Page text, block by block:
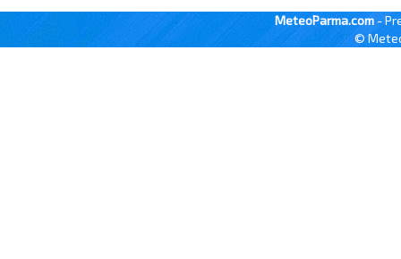
MeteoParma.com -
©